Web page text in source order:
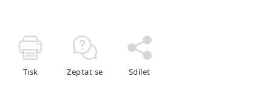
Tisk Zeptat se Sdílet